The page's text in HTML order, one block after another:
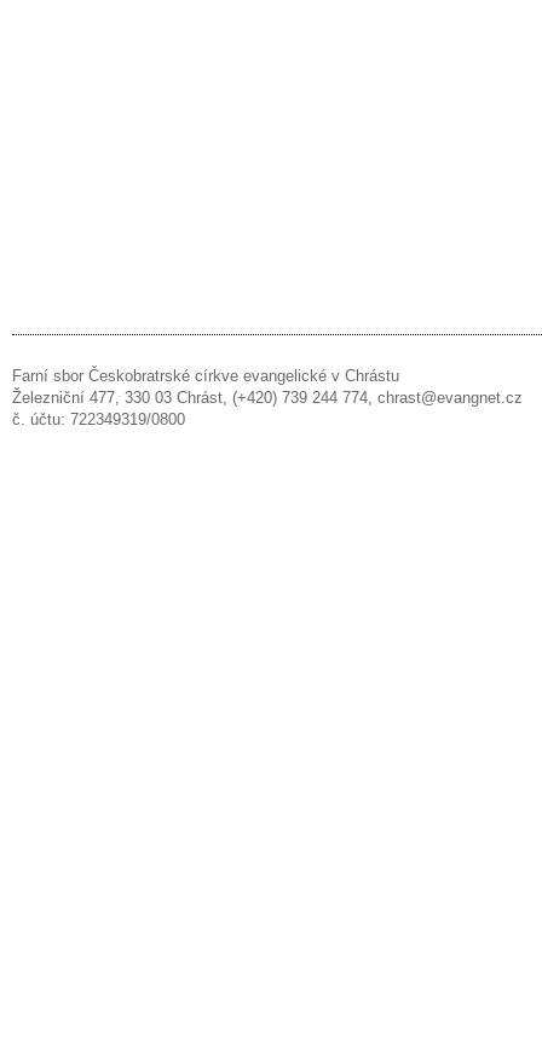
Farní sbor Českobratrské církve evangelické v Chrástu
Železniční 477, 330 03 Chrást, (+420) 739 244 774, chrast@evangnet.cz
č. účtu: 722349319/0800